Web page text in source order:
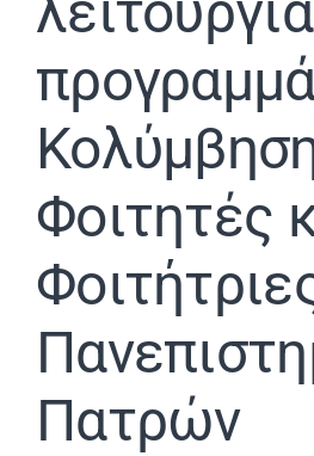
Εβδομαδιαίο Πρόγραμμα
Αιτήσεις
Φοιτητικά Πρωταθλήματα
Ετήσιες Δράσεις
Αθλητικές Εγκαταστάσεις
Προσβασιμότητα ΦμεΑ
Φοιτητές
Πατρών